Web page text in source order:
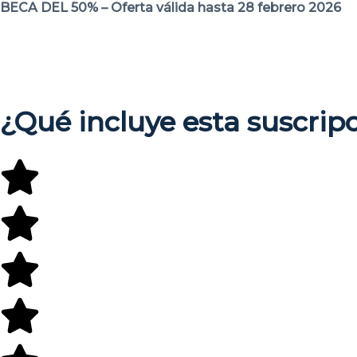
BECA DEL 50% – Oferta válida hasta 28 febrero 2026
¿Qué incluye esta